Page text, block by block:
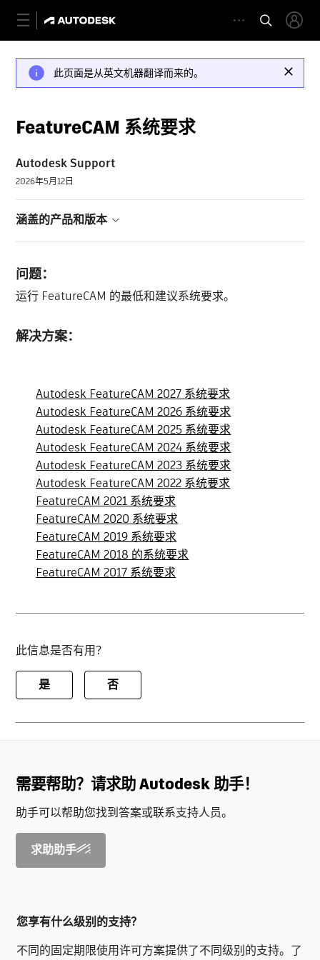
此页面是从英文机器翻译而来的。
FeatureCAM 系统要求
Autodesk Support
2026年5月12日
涵盖的产品和版本
问题：
运行 FeatureCAM 的最低和建议系统要求。
解决方案：
Autodesk FeatureCAM 2027 系统要求
Autodesk FeatureCAM 2026 系统要求
Autodesk FeatureCAM 2025 系统要求
Autodesk FeatureCAM 2024 系统要求
Autodesk FeatureCAM 2023 系统要求
Autodesk FeatureCAM 2022 系统要求
FeatureCAM 2021 系统要求
FeatureCAM 2020 系统要求
FeatureCAM 2019 系统要求
FeatureCAM 2018 的系统要求
FeatureCAM 2017 系统要求
此信息是否有用？
是 否
需要帮助？请求助 Autodesk 助手！
助手可以帮助您找到答案或联系支持人员。
求助助手
您享有什么级别的支持？
不同的固定期限使用许可方案提供了不同级别的支持。了